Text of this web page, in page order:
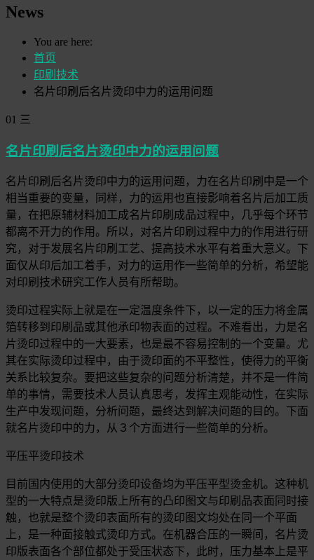
News
You are here:
首页
印刷技术
名片印刷后名片烫印中力的运用问题
01 三
名片印刷后名片烫印中力的运用问题
名片印刷后名片烫印中力的运用问题，力在名片印刷中是一个
相当重要的变量，同样，力的运用也直接影响着名片后加工质
量，在把原辅材料加工成名片印刷成品过程中，几乎每个环节
都离不开力的作用。所以，对名片印刷过程中力的作用进行研
究，对于发展名片印刷工艺、提高技术水平有着重大意义。下
面仅从印后加工着手，对力的运用作一些简单的分析，希望能
对印刷技术研究工作人员有所帮助。
烫印过程实际上就是在一定温度条件下，以一定的压力将金属
箔转移到印刷品或其他承印物表面的过程。不难看出，力是名
片烫印过程中的一大要素，也是最不容易控制的一个变量。尤
其在实际烫印过程中，由于烫印面的不平整性，使得力的平衡
关系比较复杂。要把这些复杂的问题分析清楚，并不是一件简
单的事情，需要技术人员认真思考，发挥主观能动性，在实际
生产中发现问题，分析问题，最终达到解决问题的目的。下面
就名片烫印中的力，从３个方面进行一些简单的分析。
平压平烫印技术
目前国内使用的大部分烫印设备均为平压平型烫金机。这种机
型的一大特点是烫印版上所有的凸印图文与印刷品表面同时接
触，也就是整个烫印表面所有的烫印图文均处在同一个平面
上，是一种面接触式烫印方式。在机器合压的一瞬间，名片烫
印版表面各个部位都处于受压状态下，此时，压力基本上是平